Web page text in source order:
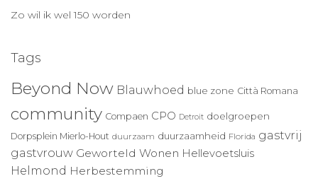
Zo wil ik wel 150 worden
Tags
Beyond Now Blauwhoed blue zone Città Romana
community Compaen CPO Detroit doelgroepen
Dorpsplein Mierlo-Hout duurzaam duurzaamheid Florida gastvrij
gastvrouw Geworteld Wonen Hellevoetsluis
Helmond Herbestemming